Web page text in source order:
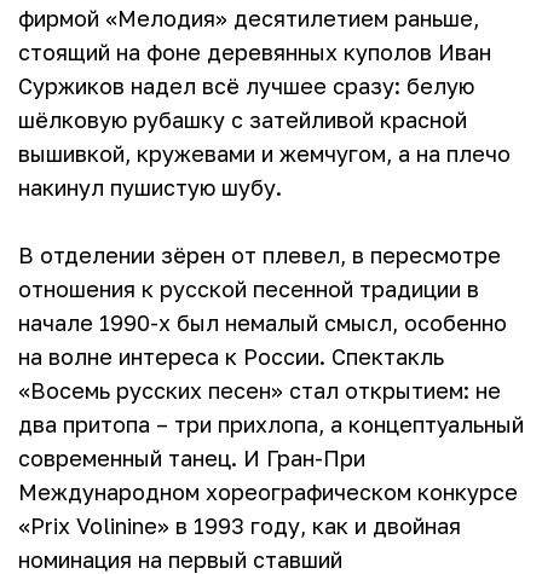
фирмой «Мелодия» десятилетием раньше,
стоящий на фоне деревянных куполов Иван
Суржиков надел всё лучшее сразу: белую
шёлковую рубашку с затейливой красной
вышивкой, кружевами и жемчугом, а на плечо
накинул пушистую шубу.
В отделении зёрен от плевел, в пересмотре
отношения к русской песенной традиции в
начале 1990-х был немалый смысл, особенно
на волне интереса к России. Спектакль
«Восемь русских песен» стал открытием: не
два притопа – три прихлопа, а концептуальный
современный танец. И Гран-При
Международном хореографическом конкурсе
«Prix Volinine» в 1993 году, как и двойная
номинация на первый ставший